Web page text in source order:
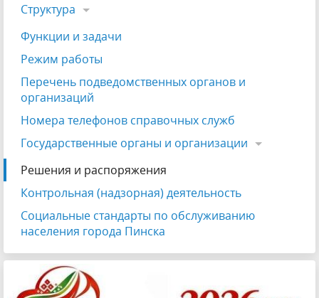
Структура
Функции и задачи
Режим работы
Перечень подведомственных органов и
организаций
Номера телефонов справочных служб
Государственные органы и организации
Решения и распоряжения
Контрольная (надзорная) деятельность
Социальные стандарты по обслуживанию
населения города Пинска